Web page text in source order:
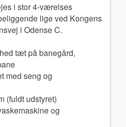
i stor 4-værelses
lige ved Kongens
i Odense C.
tæt på banegård,
med seng og
(fuldt udstyret)
og